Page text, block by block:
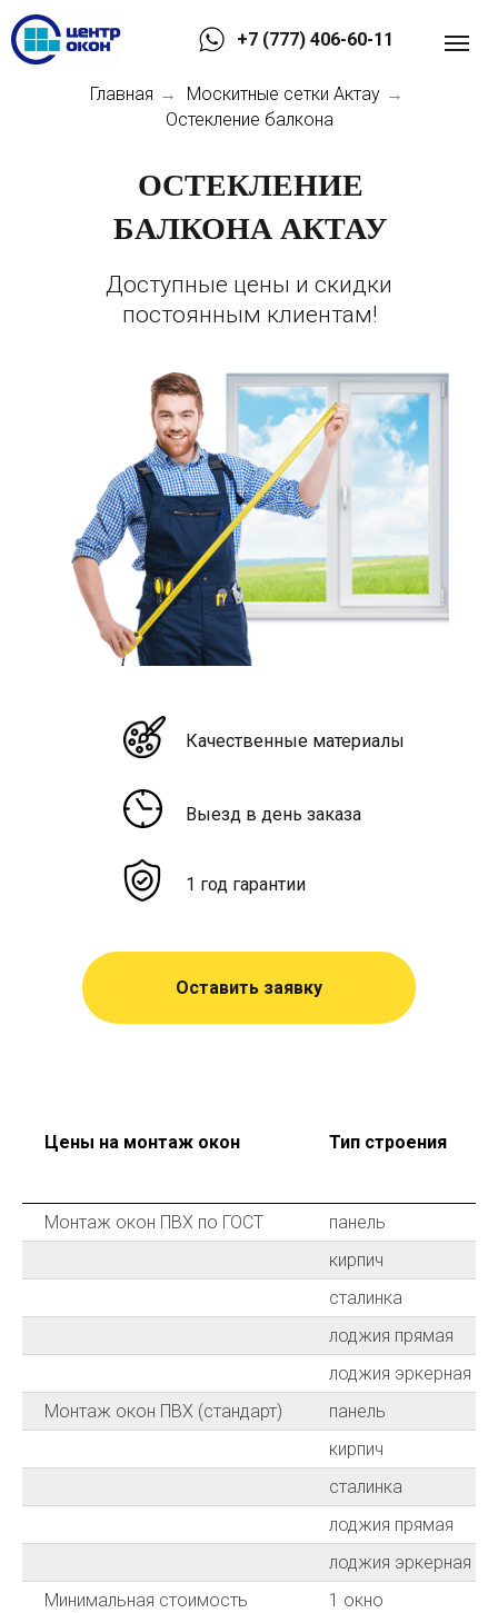
+7 (777) 406-60-11
Главная → Москитные сетки Актау →
Остекление балкона
ОСТЕКЛЕНИЕ
БАЛКОНА АКТАУ
Выезд в день заказа
Качественные материалы
1 год гарантии
Оставить заявку
Доступные цены и скидки
постоянным клиентам!
Цены на монтаж окон Тип строения
Монтаж окон ПВХ по ГОСТ
панель
кирпич
сталинка
лоджия прямая
лоджия эркерная
Монтаж окон ПВХ (стандарт)
панель
кирпич
сталинка
лоджия прямая
лоджия эркерная
Минимальная стоимость
1 окно